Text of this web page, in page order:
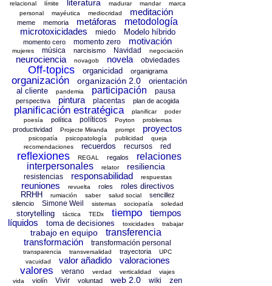
relacional
límite literatura madurar mandar
marca
personal
mayéutica mediocridad meditación
meme memoria metáforas
metodología
microtoxicidades
miedo Modelo híbrido
momento cero momento zero motivación
mujeres música narcisismo Navidad negociación
neurociencia novagob novela obviedades
Off-topics organicidad organigrama
organización organización 2.0
orientación
al cliente
pandemia participación pausa
perspectiva pintura placentas plan de acogida
planificación estratégica planificar
poder
poesía
política políticos Poyton problemas
productividad Projecte Miranda prompt proyectos
psicopatía psicopatología publicidad
queja
recomendaciones
recuerdos recursos red
reflexiones REGAL regalos
relaciones
interpersonales
relator resiliencia
resistencias responsabilidad respuestas
reuniones revuelta roles
roles directivos
RRHH
rumiación saber salud social
sencillez
silencio
Simone Weil sistemas sociopatía soledad
storytelling táctica TEDx tiempo
tiempos
líquidos
toma de decisiones toxicidades trabajar
trabajo en equipo
transferencia
transformación
transformación personal
transparencia transversalidad trayectoria
UPC
vacuidad
valor añadido valoraciones
valores verano verdad verticalidad
viajes
vida
violín Vivir voluntad web 2.0 wiki zen